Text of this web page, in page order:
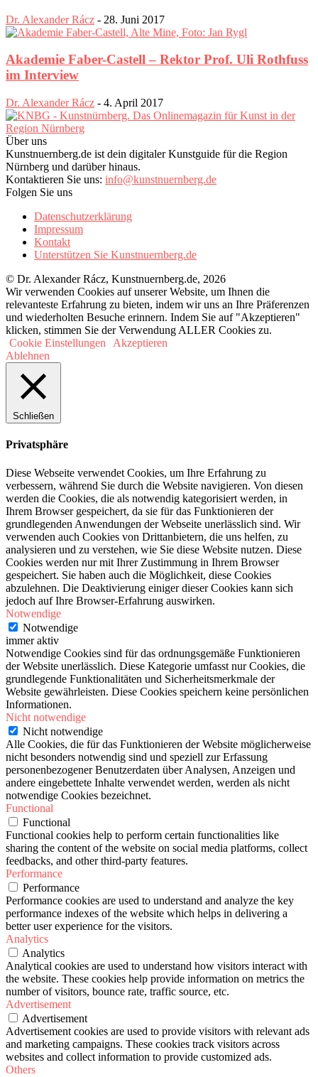
Dr. Alexander Rácz - 28. Juni 2017
Akademie Faber-Castell – Rektor Prof. Uli Rothfuss
im Interview
Dr. Alexander Rácz - 4. April 2017
Über uns
Kunstnuernberg.de ist dein digitaler Kunstguide für die Region
Nürnberg und darüber hinaus.
Kontaktieren Sie uns: info@kunstnuernberg.de
Folgen Sie uns
Datenschutzerklärung
Impressum
Kontakt
Unterstützen Sie Kunstnuernberg.de
© Dr. Alexander Rácz, Kunstnuernberg.de, 2026
Wir verwenden Cookies auf unserer Website, um Ihnen die
relevanteste Erfahrung zu bieten, indem wir uns an Ihre Präferenzen
und wiederholten Besuche erinnern. Indem Sie auf "Akzeptieren"
klicken, stimmen Sie der Verwendung ALLER Cookies zu.
Cookie Einstellungen
Akzeptieren
Ablehnen
Schließen
Privatsphäre
Diese Webseite verwendet Cookies, um Ihre Erfahrung zu
verbessern, während Sie durch die Website navigieren. Von diesen
werden die Cookies, die als notwendig kategorisiert werden, in
Ihrem Browser gespeichert, da sie für das Funktionieren der
grundlegenden Anwendungen der Webseite unerlässlich sind. Wir
verwenden auch Cookies von Drittanbietern, die uns helfen, zu
analysieren und zu verstehen, wie Sie diese Website nutzen. Diese
Cookies werden nur mit Ihrer Zustimmung in Ihrem Browser
gespeichert. Sie haben auch die Möglichkeit, diese Cookies
abzulehnen. Die Deaktivierung einiger dieser Cookies kann sich
jedoch auf Ihre Browser-Erfahrung auswirken.
Notwendige
Notwendige
immer aktiv
Notwendige Cookies sind für das ordnungsgemäße Funktionieren
der Website unerlässlich. Diese Kategorie umfasst nur Cookies, die
grundlegende Funktionalitäten und Sicherheitsmerkmale der
Website gewährleisten. Diese Cookies speichern keine persönlichen
Informationen.
Nicht notwendige
Nicht notwendige
Alle Cookies, die für das Funktionieren der Website möglicherweise
nicht besonders notwendig sind und speziell zur Erfassung
personenbezogener Benutzerdaten über Analysen, Anzeigen und
andere eingebettete Inhalte verwendet werden, werden als nicht
notwendige Cookies bezeichnet.
Functional
Functional
Functional cookies help to perform certain functionalities like
sharing the content of the website on social media platforms, collect
feedbacks, and other third-party features.
Performance
Performance
Performance cookies are used to understand and analyze the key
performance indexes of the website which helps in delivering a
better user experience for the visitors.
Analytics
Analytics
Analytical cookies are used to understand how visitors interact with
the website. These cookies help provide information on metrics the
number of visitors, bounce rate, traffic source, etc.
Advertisement
Advertisement
Advertisement cookies are used to provide visitors with relevant ads
and marketing campaigns. These cookies track visitors across
websites and collect information to provide customized ads.
Others